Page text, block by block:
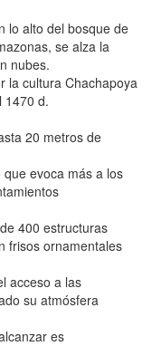
lo alto del bosque de
se alza la
nubes.
la cultura Chachapoya
1470 d.
20 metros de
evoca más a los
400 estructuras
frisos ornamentales
acceso a las
su atmósfera
es